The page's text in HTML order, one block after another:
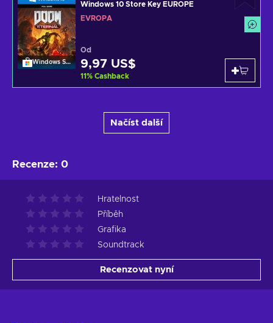
Windows Store
Windows 10 Store Key EUROPE
EVROPA
Od
9,97 US$
11% Cashback
Načíst další
Recenze: 0
Hratelnost
Příběh
Grafika
Soundtrack
Recenzovat nyní